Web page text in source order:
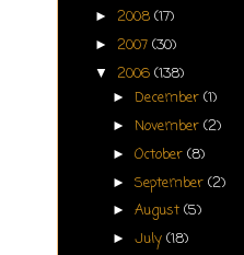
► 2008 (17)
► 2007 (30)
▼ 2006 (138)
► December (1)
► November (2)
► October (8)
► September (2)
► August (5)
► July (18)